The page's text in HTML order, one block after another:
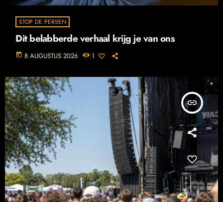
STOP DE PERSEN
Dit belabberde verhaal krijg je van ons
today 8 AUGUSTUS 2026 1
insert_link